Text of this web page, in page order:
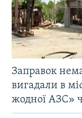
Заправок
вигадали в
жодної АЗС»